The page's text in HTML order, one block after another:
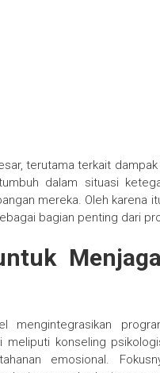
terutama terkait
dalam situasi
mereka. Oleh karena
bagian penting dari
konseling
emosional.